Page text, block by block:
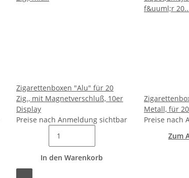
Zigarettenboxen "Alu" für 20
Zig., mit Magnetverschluß, 10er
Display
Preise nach Anmeldung sichtbar
In den Warenkorb
Metall, für
Preise nach
Zum